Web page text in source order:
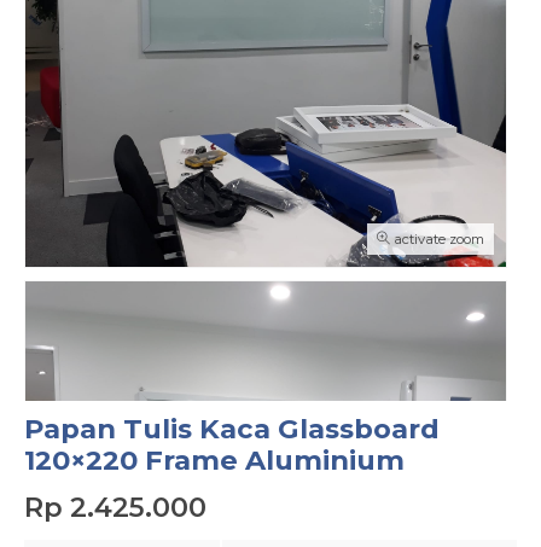
activate zoom
Papan Tulis Kaca Glassboard
120×220 Frame Aluminium
Rp 2.425.000